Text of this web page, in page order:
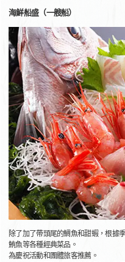
海鮮船盛（一艘船）
除了加了帶頭尾的鯛魚和甜蝦，根據
鮪魚等各種經典菜品。
為慶祝活動和團體旅客推薦。